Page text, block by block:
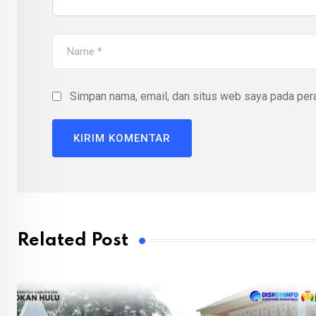
Simpan nama, email, dan situs web saya pada
Related Post